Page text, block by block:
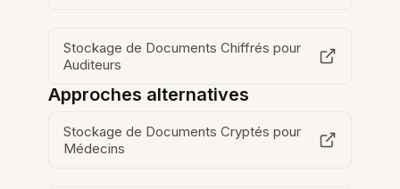
Stockage de Documents Chiffrés pour
Auditeurs
Approches alternatives
Stockage de Documents Cryptés pour
Médecins